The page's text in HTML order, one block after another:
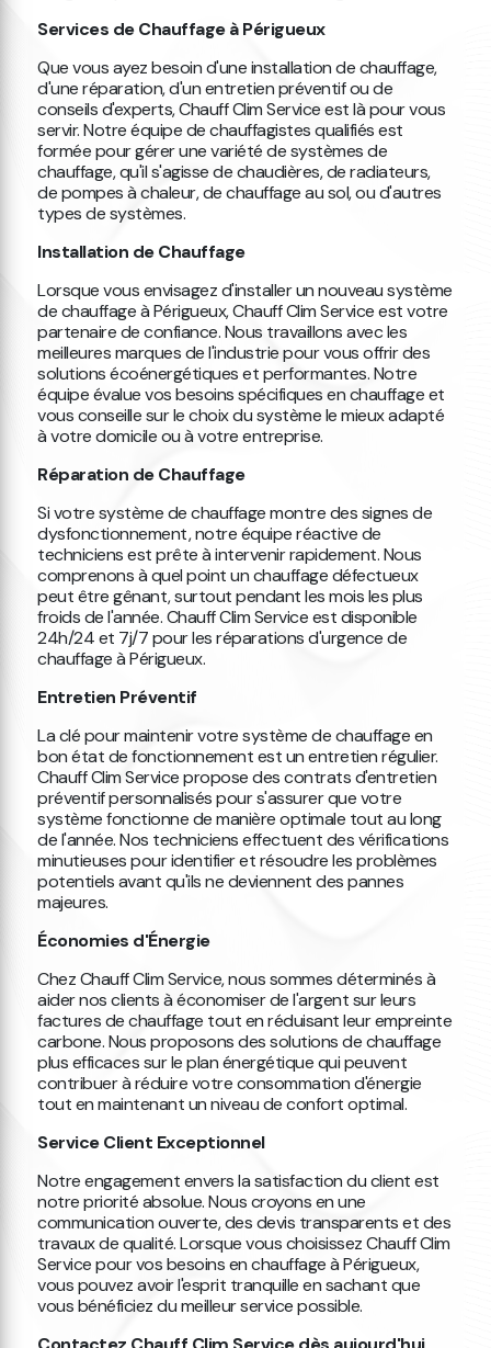
Services de Chauffage à Périgueux
Que vous ayez besoin d'une installation de chauffage,
d'une réparation, d'un entretien préventif ou de
conseils d'experts, Chauff Clim Service est là pour vous
servir. Notre équipe de chauffagistes qualifiés est
formée pour gérer une variété de systèmes de
chauffage, qu'il s'agisse de chaudières, de radiateurs,
de pompes à chaleur, de chauffage au sol, ou d'autres
types de systèmes.
Installation de Chauffage
Lorsque vous envisagez d'installer un nouveau système
de chauffage à Périgueux, Chauff Clim Service est votre
partenaire de confiance. Nous travaillons avec les
meilleures marques de l'industrie pour vous offrir des
solutions écoénergétiques et performantes. Notre
équipe évalue vos besoins spécifiques en chauffage et
vous conseille sur le choix du système le mieux adapté
à votre domicile ou à votre entreprise.
Réparation de Chauffage
Si votre système de chauffage montre des signes de
dysfonctionnement, notre équipe réactive de
techniciens est prête à intervenir rapidement. Nous
comprenons à quel point un chauffage défectueux
peut être gênant, surtout pendant les mois les plus
froids de l'année. Chauff Clim Service est disponible
24h/24 et 7j/7 pour les réparations d'urgence de
chauffage à Périgueux.
Entretien Préventif
La clé pour maintenir votre système de chauffage en
bon état de fonctionnement est un entretien régulier.
Chauff Clim Service propose des contrats d'entretien
préventif personnalisés pour s'assurer que votre
système fonctionne de manière optimale tout au long
de l'année. Nos techniciens effectuent des vérifications
minutieuses pour identifier et résoudre les problèmes
potentiels avant qu'ils ne deviennent des pannes
majeures.
Économies d'Énergie
Chez Chauff Clim Service, nous sommes déterminés à
aider nos clients à économiser de l'argent sur leurs
factures de chauffage tout en réduisant leur empreinte
carbone. Nous proposons des solutions de chauffage
plus efficaces sur le plan énergétique qui peuvent
contribuer à réduire votre consommation d'énergie
tout en maintenant un niveau de confort optimal.
Service Client Exceptionnel
Notre engagement envers la satisfaction du client est
notre priorité absolue. Nous croyons en une
communication ouverte, des devis transparents et des
travaux de qualité. Lorsque vous choisissez Chauff Clim
Service pour vos besoins en chauffage à Périgueux,
vous pouvez avoir l'esprit tranquille en sachant que
vous bénéficiez du meilleur service possible.